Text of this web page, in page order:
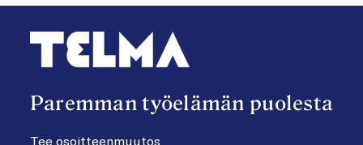
Paremman työelämän puolesta
Tee osoitteenmuutos